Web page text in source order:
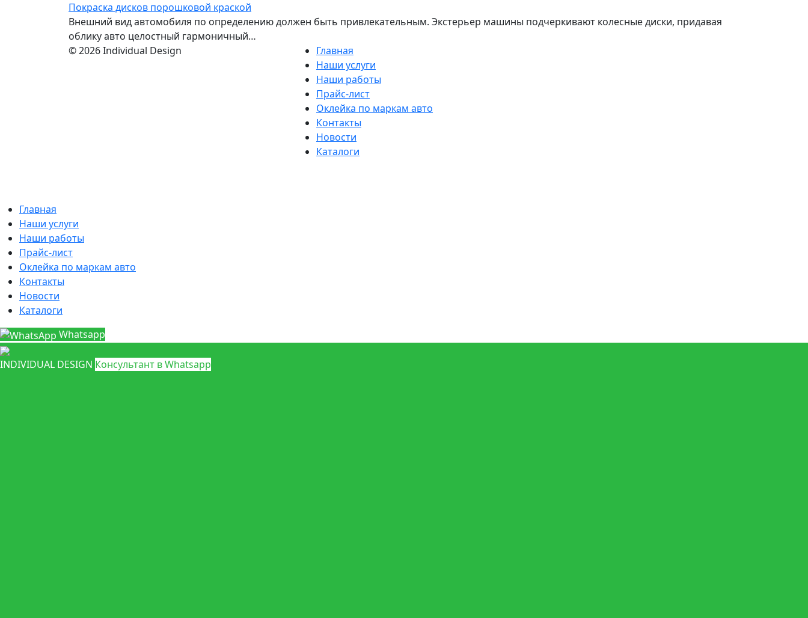
Покраска дисков порошковой краской
Внешний вид автомобиля по определению должен быть привлекательным. Экстерьер машины подчеркивают колесные диски, придавая
облику авто целостный гармоничный…
© 2026 Individual Design
Главная
Наши услуги
Наши работы
Прайс-лист
Оклейка по маркам авто
Контакты
Новости
Каталоги
Главная
Наши услуги
Наши работы
Прайс-лист
Оклейка по маркам авто
Контакты
Новости
Каталоги
Whatsapp
INDIVIDUAL DESIGN Консультант в Whatsapp